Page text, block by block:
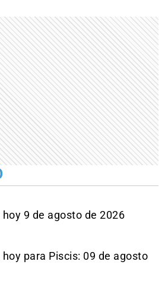
hoy 9 de agosto de 2026
para Piscis: 09 de agosto